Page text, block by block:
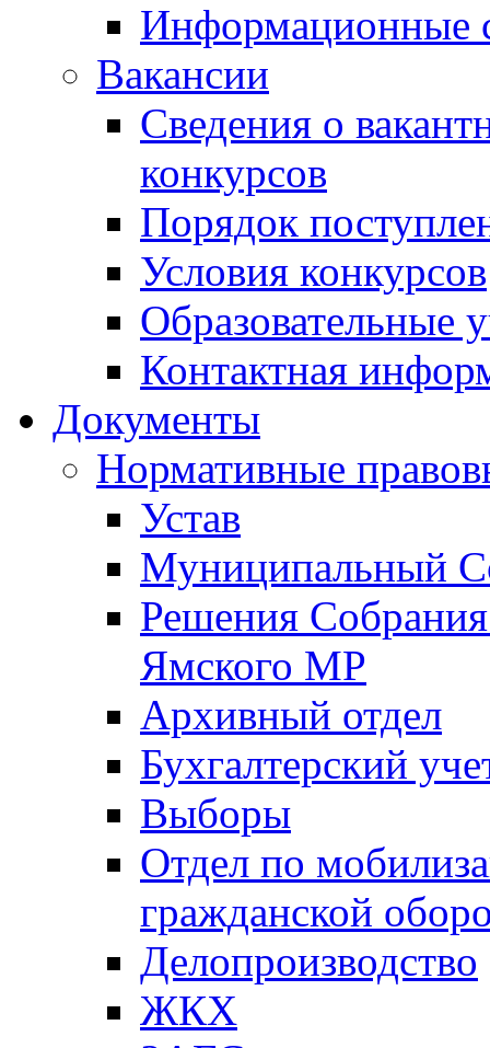
Информационные
Вакансии
Сведения о
конкурсов
Порядок
Условия конкурсов
Образовательные
Контактная
Документы
Нормативные
Устав
Муниципальный
Решения
Ямского МР
Архивный отдел
Бухгалтерский
Выборы
Отдел по
гражданской
Делопроизводство
ЖКХ